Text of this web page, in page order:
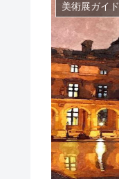
美術展ガイド